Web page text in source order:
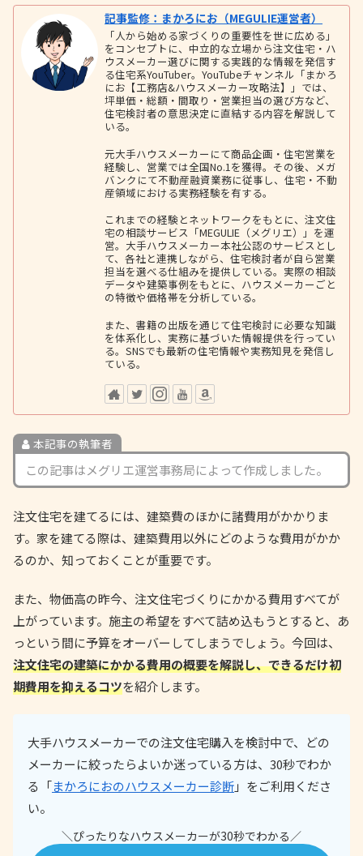
記事監修：まかろにお（MEGULIE運営者）
「人から始める家づくりの重要性を世に広める」
をコンセプトに、中立的な立場から注文住宅・ハ
ウスメーカー選びに関する実践的な情報を発信す
る住宅系YouTuber。YouTubeチャンネル「まかろ
にお【工務店&ハウスメーカー攻略法】」では、
坪単価・総額・間取り・営業担当の選び方など、
住宅検討者の意思決定に直結する内容を解説して
いる。
元大手ハウスメーカーにて商品企画・住宅営業を
経験し、営業では全国No.1を獲得。その後、メガ
バンクにて不動産融資業務に従事し、住宅・不動
産領域における実務経験を有する。
これまでの経験とネットワークをもとに、注文住
宅の相談サービス「MEGULIE（メグリエ）」を運
営。大手ハウスメーカー本社公認のサービスとし
て、各社と連携しながら、住宅検討者が自ら営業
担当を選べる仕組みを提供している。実際の相談
データや建築事例をもとに、ハウスメーカーごと
の特徴や価格帯を分析している。
また、書籍の出版を通じて住宅検討に必要な知識
を体系化し、実務に基づいた情報提供を行ってい
る。SNSでも最新の住宅情報や実務知見を発信し
ている。
本記事の執筆者
この記事はメグリエ運営事務局によって作成しました。
注文住宅を建てるには、建築費のほかに諸費用がかかりま
す。家を建てる際は、建築費用以外にどのような費用がかか
るのか、知っておくことが重要です。
また、物価高の昨今、注文住宅づくりにかかる費用すべてが
上がっています。施主の希望をすべて詰め込もうとすると、あ
っという間に予算をオーバーしてしまうでしょう。今回は、
注文住宅の建築にかかる費用の概要を解説し、できるだけ初
期費用を抑えるコツを紹介します。
大手ハウスメーカーでの注文住宅購入を検討中で、どの
メーカーに絞ったらよいか迷っている方は、30秒でわか
る「まかろにおのハウスメーカー診断」をご利用くださ
い。
＼ぴったりなハウスメーカーが30秒でわかる／